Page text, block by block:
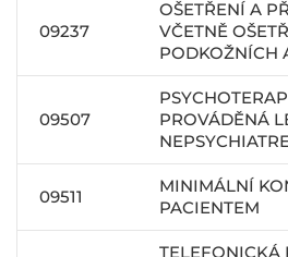
09237
OŠETŘENÍ A
VČETNĚ
PODKOŽNÍCH
09507
PROVÁDĚNÁ
09511
MINIMÁLNÍ
PACIENTEM
TELEFONICKÁ